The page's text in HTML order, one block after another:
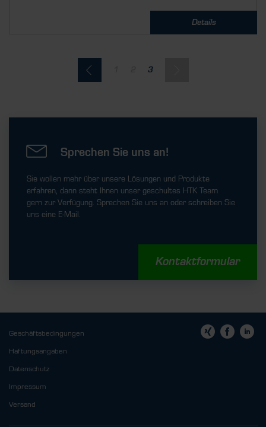
Details
3
Sprechen Sie uns an!
Sie wollen mehr über unsere Lösungen und Produkte
erfahren, dann steht Ihnen unser geschultes HTK Team
gern zur Verfügung. Sprechen Sie uns an oder schreiben Sie
uns eine E-Mail.
Kontaktformular
Geschäftsbedingungen
Haftungsangaben
Datenschutz
Impressum
Versand